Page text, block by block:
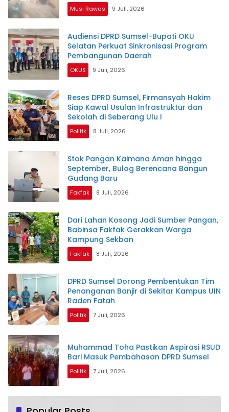
Musi Rawas 9 Juli, 2026
Audiensi DPRD Sumsel-Bupati OKU
Selatan Perkuat Sinkronisasi Program
Pembangunan Daerah
OKUS 9 Juli, 2026
Reses DPRD Sumsel, Firmansyah Hakim
Siap Kawal Usulan Infrastruktur dan
Sekolah di Seberang Ulu I
Politik 8 Juli, 2026
Stok Pangan Kaimana Aman hingga
September, Bulog Berencana Bangun
Gudang Baru
Fakfak 8 Juli, 2026
Dari Lahan Kosong Jadi Sumber Pangan,
Babinsa Fakfak Gerakkan Warga
Kampung Sekban
Fakfak 8 Juli, 2026
DPRD Sumsel Dorong Pembentukan Tim
Penanganan Banjir di Sekitar Kampus UIN
Raden Fatah
Politik 7 Juli, 2026
Muhammad Toha Pastikan Aspirasi RSUD
Bari Masuk Pembahasan DPRD Sumsel
Politik 7 Juli, 2026